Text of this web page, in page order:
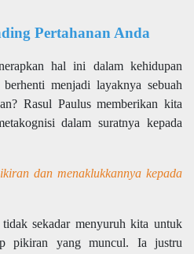
Pertahanan Anda
hal ini dalam kehidupan
menjadi layaknya sebuah
Rasul Paulus memberikan kita
dalam suratnya kepada
dan menaklukkannya kepada
sekadar menyuruh kita untuk
pikiran yang muncul. Ia justru